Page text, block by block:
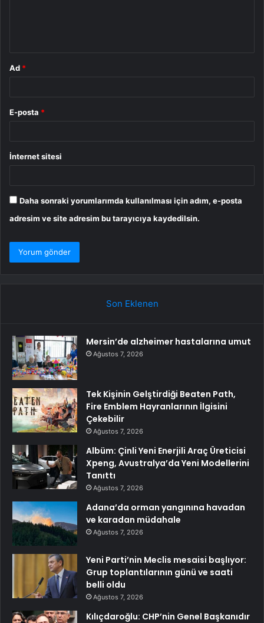
Ad *
E-posta *
İnternet sitesi
Daha sonraki yorumlarımda kullanılması için adım, e-posta
adresim ve site adresim bu tarayıcıya kaydedilsin.
Son Eklenen
Mersin’de alzheimer hastalarına umut
Ağustos 7, 2026
Tek Kişinin Gelştirdiği Beaten Path,
Fire Emblem Hayranlarının İlgisini
Çekebilir
Ağustos 7, 2026
Albüm: Çinli Yeni Enerjili Araç Üreticisi
Xpeng, Avustralya’da Yeni Modellerini
Tanıttı
Ağustos 7, 2026
Adana’da orman yangınına havadan
ve karadan müdahale
Ağustos 7, 2026
Yeni Parti’nin Meclis mesaisi başlıyor:
Grup toplantılarının günü ve saati
belli oldu
Ağustos 7, 2026
Kılıçdaroğlu: CHP’nin Genel Başkanıdır